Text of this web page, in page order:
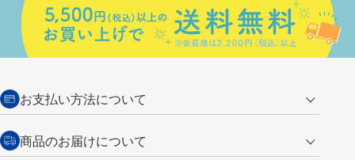
お支払い方法について
クレジットカード
商品のお届けについて